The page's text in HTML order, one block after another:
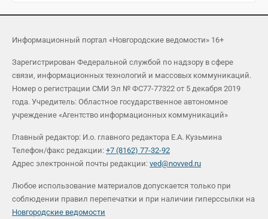
Информационный портал «Новгородские ведомости» 16+
Зарегистрирован Федеральной службой по надзору в сфере
связи, информационных технологий и массовых коммуникаций.
Номер о регистрации СМИ Эл № ФС77-77322 от 5 декабря 2019
года. Учредитель: Областное государственное автономное
учреждение «Агентство информационных коммуникаций»
Главный редактор: И.о. главного редактора Е.А. Кузьмина
Телефон/факс редакции: +7 (8162) 77-32-92
Адрес электронной почты редакции: ved@novved.ru
Любое использование материалов допускается только при
соблюдении правил перепечатки и при наличии гиперссылки на
Новгородские ведомости